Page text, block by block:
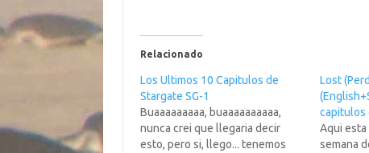
Relacionado
Los Ultimos 10 Capitulos de
Stargate SG-1
Buaaaaaaaaa, buaaaaaaaaaa,
nunca crei que llegaria decir
esto, pero si, llego... tenemos
Lost
capitulos
Aqui
semana